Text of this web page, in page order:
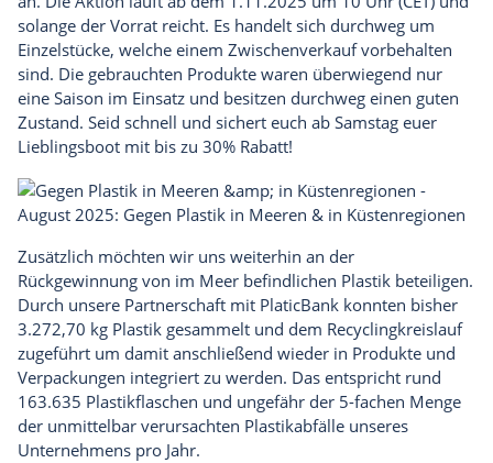
solange der Vorrat reicht. Es handelt sich durchweg um
Einzelstücke, welche einem Zwischenverkauf vorbehalten
sind. Die gebrauchten Produkte waren überwiegend nur
eine Saison im Einsatz und besitzen durchweg einen guten
Zustand. Seid schnell und sichert euch ab Samstag euer
Lieblingsboot mit bis zu 30% Rabatt!
August 2025: Gegen Plastik in Meeren & in Küstenregionen
Zusätzlich möchten wir uns weiterhin an der
Rückgewinnung von im Meer befindlichen Plastik beteiligen.
Durch unsere Partnerschaft mit PlaticBank konnten bisher
3.272,70 kg Plastik gesammelt und dem Recyclingkreislauf
zugeführt um damit anschließend wieder in Produkte und
Verpackungen integriert zu werden. Das entspricht rund
163.635 Plastikflaschen und ungefähr der 5-fachen Menge
der unmittelbar verursachten Plastikabfälle unseres
Unternehmens pro Jahr.